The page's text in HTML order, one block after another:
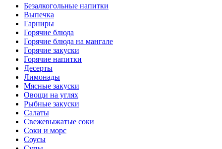
Безалкогольные напитки
Выпечка
Гарниры
Горячие блюда
Горячие блюда на мангале
Горячие закуски
Горячие напитки
Десерты
Лимонады
Мясные закуски
Овощи на углях
Рыбные закуски
Салаты
Свежевыжатые соки
Соки и морс
Соусы